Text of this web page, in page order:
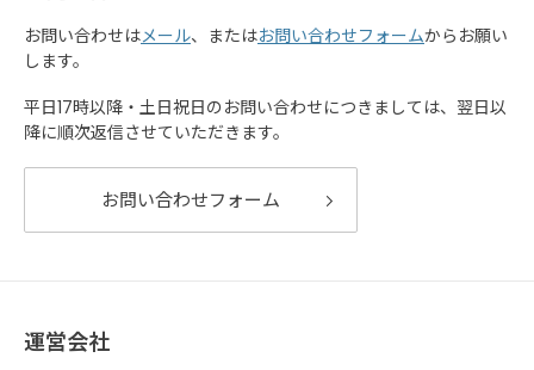
お問い合わせはメール、またはお問い合わせフォームからお願い
します。
平日17時以降・土日祝日のお問い合わせにつきましては、翌日以
降に順次返信させていただきます。
お問い合わせフォーム
運営会社